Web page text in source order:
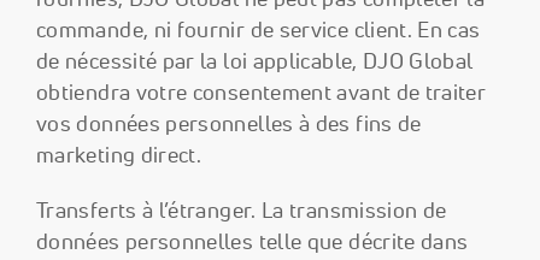
commande, ni fournir de service client. En cas
de nécessité par la loi applicable, DJO Global
obtiendra votre consentement avant de traiter
vos données personnelles à des fins de
marketing direct.
Transferts à l’étranger. La transmission de
données personnelles telle que décrite dans